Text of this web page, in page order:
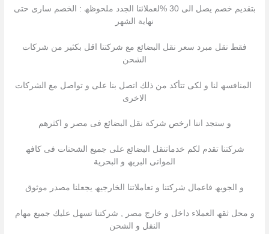
بتقدیم خصم یصل الى 30 %لعملائنا الجدد ملحوظھ : الخصم سارى حتى
نھایة الشھر
فقط نقل مبرد سعر نقل البضائع مع شركتنا اقل بكثیر من شركات
الشحن
المنافسھ لنا و لكى تتأكد من ذلك اتصل بنا على و تواصل مع الشركات
الاخرى
و ستجد اننا ارخص شركة نقل البضائع فى مصر و اكثرھم
شركتنا تقدم لكم خدماتنقل البضائع على جمیع الشحنات فى كافھ
الموانى البریھ و البحریة
و الجویھ فاعمال شركتنا و تعاملاتنا الخارجیھ یجعلنا مصدر موثوق
و محل ثقھ العملاء داخل و خارج مصر , شركتنا تسھل علیك جمیع مھام
النقل و الشحن